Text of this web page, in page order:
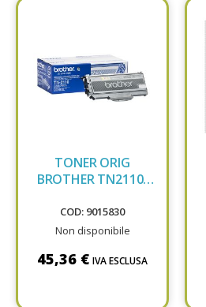
TONER ORIG
BROTHER TN2110-
COD: 9015830
Non disponibile
45,36 € IVA ESCLUSA